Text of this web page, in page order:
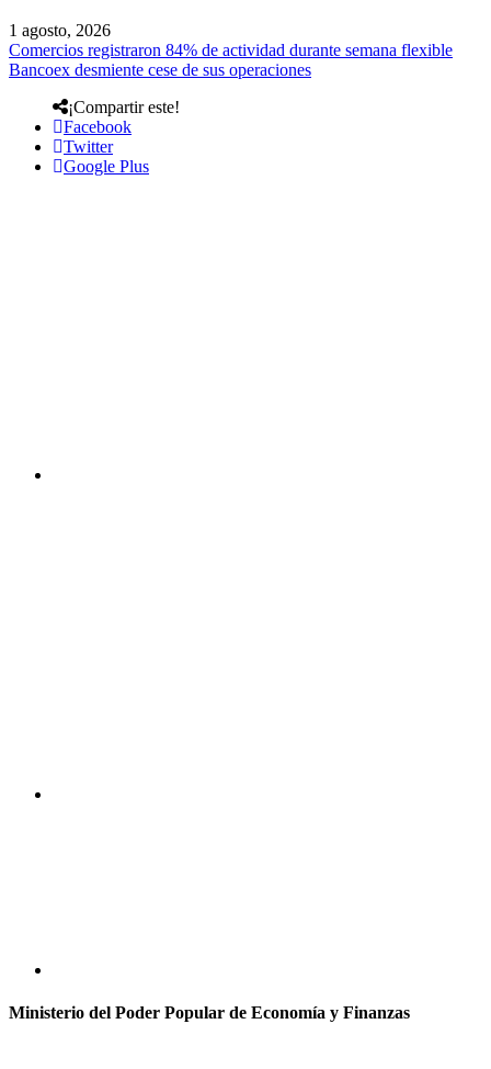
1 agosto, 2026
Comercios registraron 84% de actividad durante semana flexible
Bancoex desmiente cese de sus operaciones
¡Compartir este!
Facebook
Twitter
Google Plus
Ministerio del Poder Popular de Economía y Finanzas